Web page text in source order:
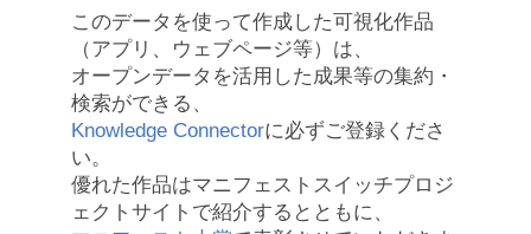
このデータを使って作成した可視化作品
（アプリ、ウェブページ等）は、
オープンデータを活用した成果等の集約・
検索ができる、
Knowledge Connectorに必ずご登録くださ
い。
優れた作品はマニフェストスイッチプロジ
ェクトサイトで紹介するとともに、